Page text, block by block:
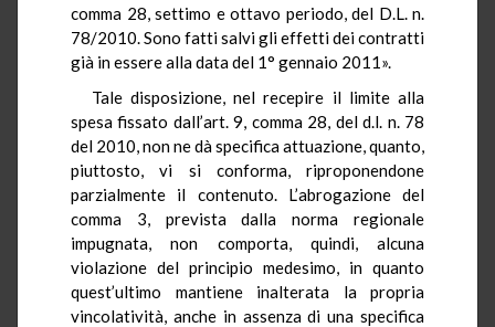
comma 28, settimo e ottavo periodo, del D.L. n.
78/2010. Sono fatti salvi gli effetti dei contratti
già in essere alla data del 1° gennaio 2011».
Tale disposizione, nel recepire il limite alla
spesa fissato dall’art. 9, comma 28, del d.l. n. 78
del 2010, non ne dà specifica attuazione, quanto,
piuttosto, vi si conforma, riproponendone
parzialmente il contenuto. L’abrogazione del
comma 3, prevista dalla norma regionale
impugnata, non comporta, quindi, alcuna
violazione del principio medesimo, in quanto
quest’ultimo mantiene inalterata la propria
vincolatività, anche in assenza di una specifica